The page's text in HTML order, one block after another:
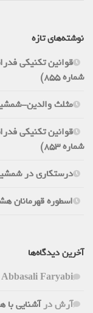
نوشته‌های تازه
شماره 855)
مثلث والدین-
شماره 853)
درستکاری در
اسطوره قهرمانان
آخرین دیدگاه‌ها
Abbasali Faryabi
آرشدرآشنایی